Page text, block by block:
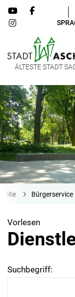
ÄLTESTE STADT
Bürgerservice
Vorlesen
Suchbegriff: